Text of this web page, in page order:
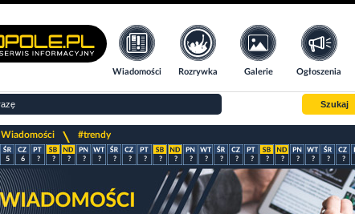
Wiadomości Rozrywka Galerie Ogłoszenia
Szukaj
Wiadomości
>
#trendy
5 6 ? ? ? ? ? ? ? ? ? ? ? ? ? ? ? ? ? ? ? ? ?